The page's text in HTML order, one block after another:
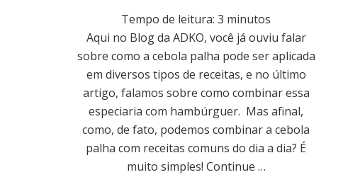
Tempo de leitura: 3 minutos
Aqui no Blog da ADKO, você já ouviu falar
sobre como a cebola palha pode ser aplicada
em diversos tipos de receitas, e no último
artigo, falamos sobre como combinar essa
especiaria com hambúrguer. Mas afinal,
como, de fato, podemos combinar a cebola
palha com receitas comuns do dia a dia? É
muito simples! Continue …